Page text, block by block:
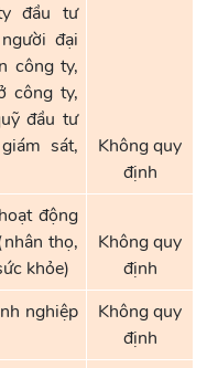
đầu tư
đại
công ty,
công ty,
đầu tư
sát,
Không quy
định
động
thọ,
khỏe)
Không quy
định
nghiệp
Không quy
định